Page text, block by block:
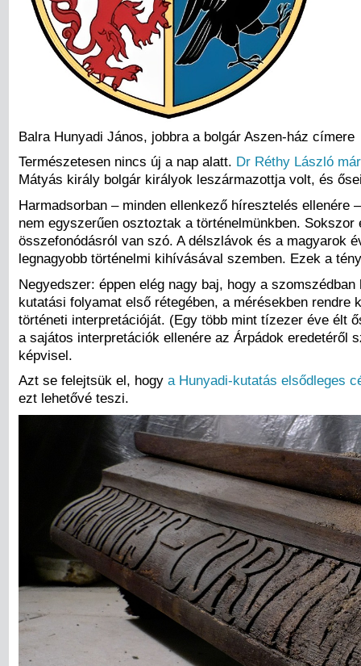
Balra Hunyadi János, jobbra a bolgár Aszen-ház címere
Természetesen nincs új a nap alatt. Dr Réthy László
Mátyás király bolgár királyok leszármazottja volt, és
Harmadsorban – minden ellenkező híresztelés
nem egyszerűen osztoztak a történelmünkben.
összefonódásról van szó. A délszlávok és a magyarok
legnagyobb történelmi kihívásával szemben. Ezek a
Negyedszer: éppen elég nagy baj, hogy a
kutatási folyamat első rétegében, a mérésekben
történeti interpretációját. (Egy több mint tízezer éve élt
a sajátos interpretációk ellenére az Árpádok eredetéről
képvisel.
Azt se felejtsük el, hogy a Hunyadi-kutatás elsődleges
ezt lehetővé teszi.